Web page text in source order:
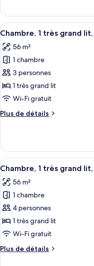
très
grand
lit
le
type
de
Chambre,
grand
lit
Afficher
toutes
les
photos
pour
ce
type
chambre :
très
grand
lit,
balcon
5
Chambre, 1 très grand
56 m²
1 chambre
3 personnes
1 très grand lit
Wi-Fi gratuit
Plus de détails
Plus
le
type
de
Chambre,
grand
lit,
balcon
Afficher
toutes
les
photos
pour
ce
type
chambre :
5
Chambre, 1 très grand
56 m²
1 chambre
4 personnes
1 très grand lit
Wi-Fi gratuit
Plus de détails
Plus